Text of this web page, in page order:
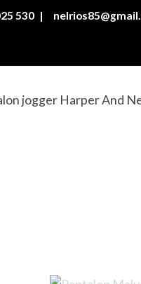
530 |
jogger Harper And